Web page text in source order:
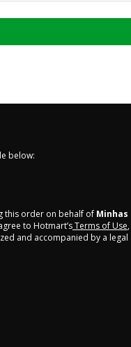
below:
this order on behalf of Minhas
to Hotmart’sTerms of Use,
and accompanied by a legal